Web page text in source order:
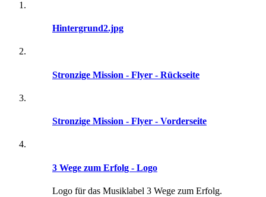
Hintergrund2.jpg
Stronzige Mission - Flyer - Rückseite
Stronzige Mission - Flyer - Vorderseite
3 Wege zum Erfolg - Logo
Logo für das Musiklabel 3 Wege zum Erfolg.